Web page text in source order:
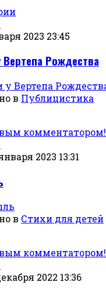
2023 23:45
Рождества
в Публицистика
комментатором!
2023 13:31
в Стихи для детей
комментатором!
2022 13:36